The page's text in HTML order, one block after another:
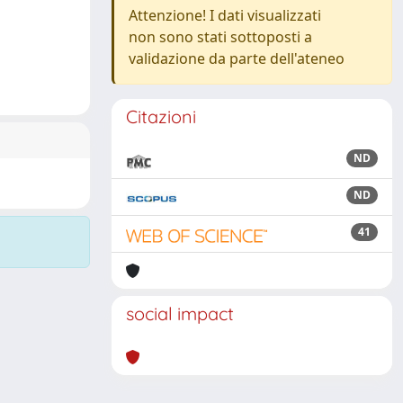
Attenzione! I dati visualizzati
non sono stati sottoposti a
validazione da parte dell'ateneo
Citazioni
ND
ND
41
social impact